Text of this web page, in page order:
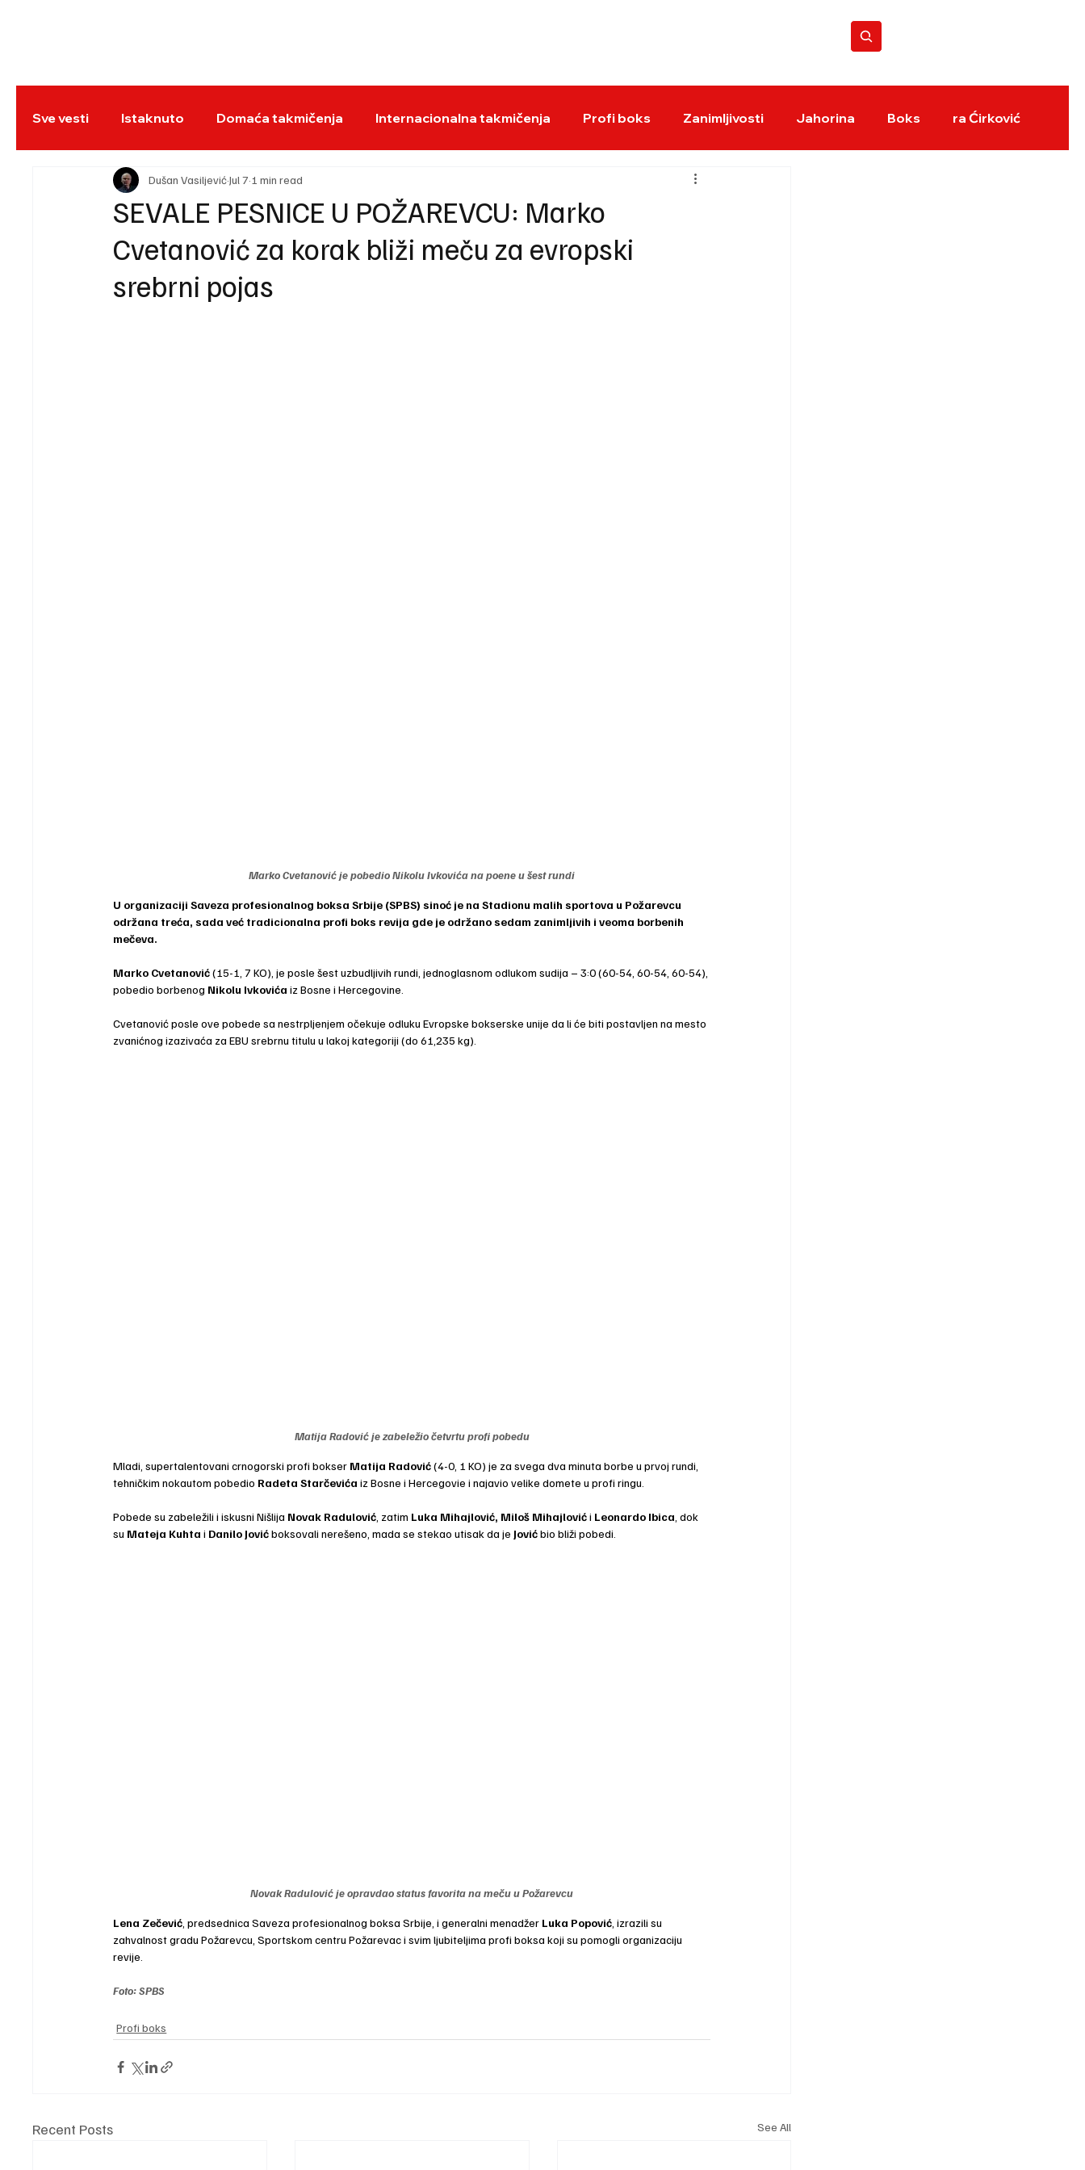
BOKS
REC
Sve vesti Istaknuto Domaća takmičenja Internacionalna takmičenja Profi boks Zanimljivosti Jahorina Boks ra Ćirković
SEVALE PESNICE U POŽAREVCU: Marko
Cvetanović za korak bliži meču za evropski
srebrni pojas
Dušan VasiljevićJul 7 1 min read
Marko Cvetanović je pobedio Nikolu Ivkovića na poene u šest rundi
U organizaciji Saveza profesionalnog boksa Srbije (SPBS) sinoć je na Stadionu malih sportova u Požarevcu
održana treća, sada već tradicionalna profi boks revija gde je održano sedam zanimljivih i veoma borbenih
mečeva.
Marko Cvetanović (15-1, 7 KO), je posle šest uzbudljivih rundi, jednoglasnom odlukom sudija – 3:0 (60-54, 60-54, 60-54),
pobedio borbenog Nikolu Ivkovića iz Bosne i Hercegovine.
Cvetanović posle ove pobede sa nestrpljenjem očekuje odluku Evropske bokserske unije da li će biti postavljen na mesto
zvanićnog izazivaća za EBU srebrnu titulu u lakoj kategoriji (do 61,235 kg).
Matija Radović je zabeležio četvrtu profi pobedu
Mladi, supertalentovani crnogorski profi bokser Matija Radović (4-0, 1 KO) je za svega dva minuta borbe u prvoj rundi,
tehničkim nokautom pobedio Radeta Starčevića iz Bosne i Hercegovie i najavio velike domete u profi ringu.
Pobede su zabeležili i iskusni Nišlija Novak Radulović, zatim Luka Mihajlović, Miloš Mihajlović i Leonardo Ibica, dok
su Mateja Kuhta i Danilo Jović boksovali nerešeno, mada se stekao utisak da je Jović bio bliži pobedi.
Novak Radulović je opravdao status favorita na meču u Požarevcu
Lena Zečević , predsednica Saveza profesionalnog boksa Srbije, i generalni menadžer Luka Popović , izrazili su
zahvalnost gradu Požarevcu, Sportskom centru Požarevac i svim ljubiteljima profi boksa koji su pomogli organizaciju
revije.
Foto: SPBS
Profi boks
Recent Posts See All